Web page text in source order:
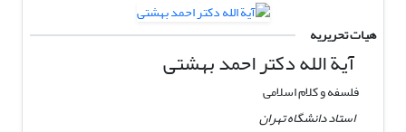
هیات تحریریه
آیة الله دکتر احمد بهشتی
فلسفه و کلام اسلامی
استاد دانشگاه تهران